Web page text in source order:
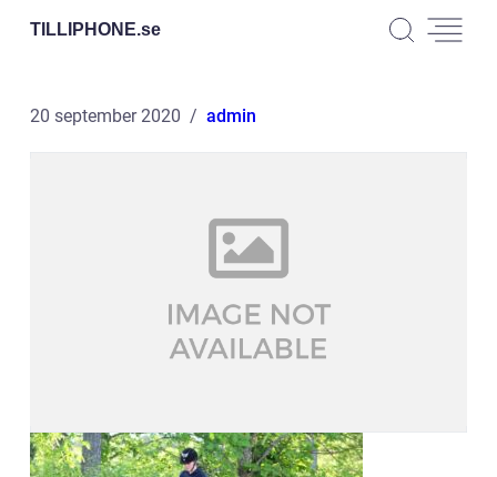
TILLIPHONE.se
20 september 2020 admin